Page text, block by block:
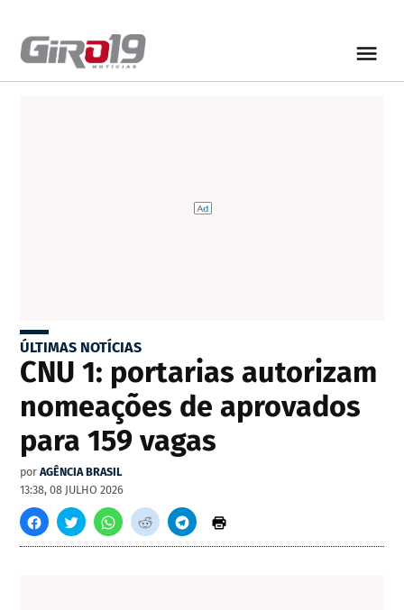
ÚLTIMAS NOTÍCIAS
CNU 1: portarias autorizam
nomeações de aprovados
para 159 vagas
por AGÊNCIA BRASIL
13:38, 08 JULHO 2026